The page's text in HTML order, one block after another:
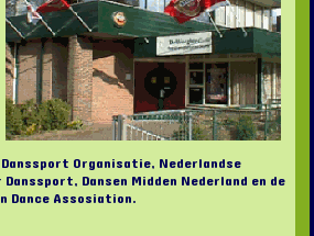
Danssport Organisatie, Nederlandse
Dansen Midden Nederland en de
Dance Assosiation.